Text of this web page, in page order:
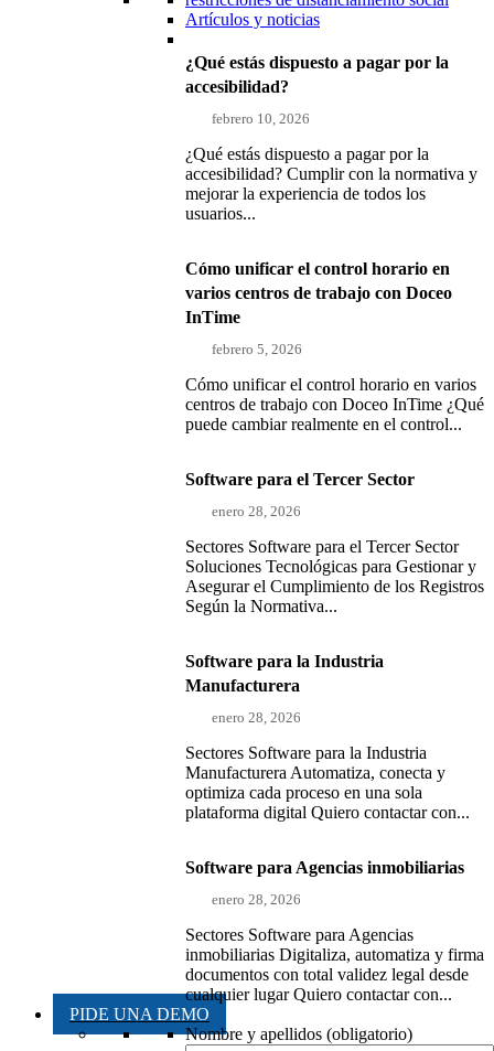
Artículos y noticias
¿Qué estás dispuesto a pagar por la
accesibilidad?
febrero 10, 2026
¿Qué estás dispuesto a pagar por la
accesibilidad? Cumplir con la normativa y
mejorar la experiencia de todos los
usuarios...
Cómo unificar el control horario en
varios centros de trabajo con Doceo
InTime
febrero 5, 2026
Cómo unificar el control horario en varios
centros de trabajo con Doceo InTime ¿Qué
puede cambiar realmente en el control...
Software para el Tercer Sector
enero 28, 2026
Sectores Software para el Tercer Sector
Soluciones Tecnológicas para Gestionar y
Asegurar el Cumplimiento de los Registros
Según la Normativa...
Software para la Industria
Manufacturera
enero 28, 2026
Sectores Software para la Industria
Manufacturera Automatiza, conecta y
optimiza cada proceso en una sola
plataforma digital Quiero contactar con...
Software para Agencias inmobiliarias
enero 28, 2026
Sectores Software para Agencias
inmobiliarias Digitaliza, automatiza y firma
documentos con total validez legal desde
cualquier lugar Quiero contactar con...
PIDE UNA DEMO
Nombre y apellidos (obligatorio)